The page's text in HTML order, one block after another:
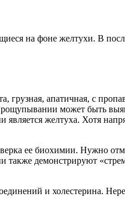
на фоне желтухи. В
грузная, апатичная, с
может быть
желтуха. Хотя
ее биохимии. Нужно
демонстрируют
и холестерина.